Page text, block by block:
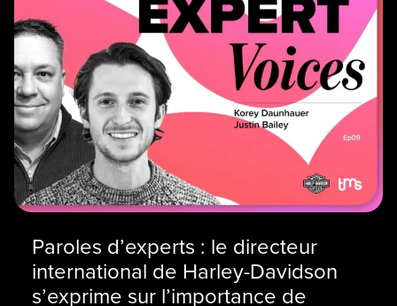
Paroles d’experts : le directeur
international de Harley-Davidson
s’exprime sur l’importance de